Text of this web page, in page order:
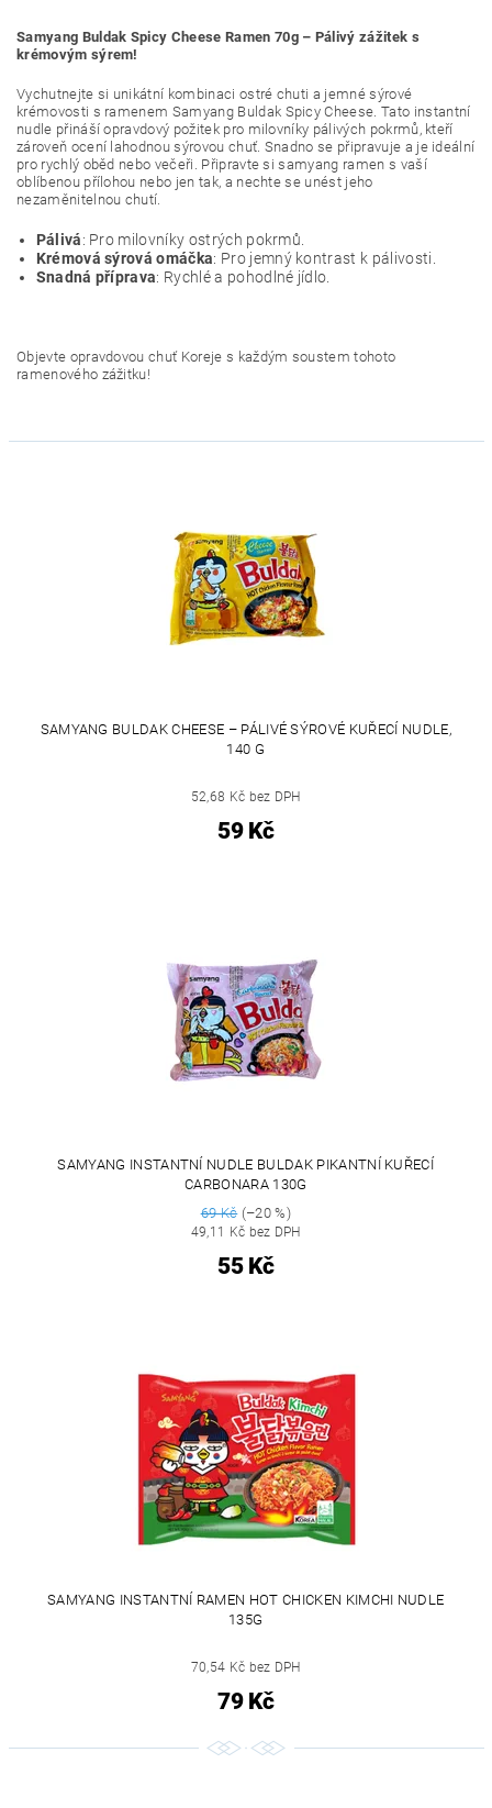
Samyang Buldak Spicy Cheese Ramen 70g – Pálivý zážitek s
krémovým sýrem!
Vychutnejte si unikátní kombinaci ostré chuti a jemné sýrové
krémovosti s ramenem Samyang Buldak Spicy Cheese. Tato instantní
nudle přináší opravdový požitek pro milovníky pálivých pokrmů, kteří
zároveň ocení lahodnou sýrovou chuť. Snadno se připravuje a je ideální
pro rychlý oběd nebo večeři. Připravte si samyang ramen s vaší
oblíbenou přílohou nebo jen tak, a nechte se unést jeho
nezaměnitelnou chutí.
Pálivá: Pro milovníky ostrých pokrmů.
Krémová sýrová omáčka: Pro jemný kontrast k pálivosti.
Snadná příprava: Rychlé a pohodlné jídlo.
Objevte opravdovou chuť Koreje s každým soustem tohoto
ramenového zážitku!
SAMYANG BULDAK CHEESE – PÁLIVÉ SÝROVÉ KUŘECÍ NUDLE,
140 G
52,68 Kč bez DPH
59 Kč
SAMYANG INSTANTNÍ NUDLE BULDAK PIKANTNÍ KUŘECÍ
CARBONARA 130G
69 Kč(–20 %)
49,11 Kč bez DPH
55 Kč
SAMYANG INSTANTNÍ RAMEN HOT CHICKEN KIMCHI NUDLE
135G
70,54 Kč bez DPH
79 Kč